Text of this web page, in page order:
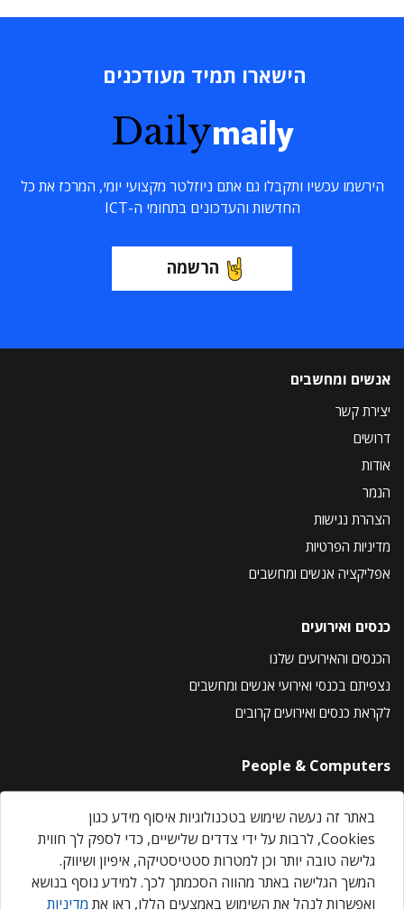
הישארו תמיד מעודכנים
Dailymaily
הירשמו עכשיו ותקבלו גם אתם ניוזלטר מקצועי יומי, המרכז את כל
החדשות והעדכונים בתחומי ה-ICT
הרשמה
אנשים ומחשבים
יצירת קשר
דרושים
אודות
הנמר
הצהרת נגישות
מדיניות הפרטיות
אפליקציה אנשים ומחשבים
כנסים ואירועים
הכנסים והאירועים שלנו
נצפיתם בכנסי ואירועי אנשים ומחשבים
לקראת כנסים ואירועים קרובים
People & Computers
About Us
Privacy Policy
Contact Us
Our Events
באתר זה נעשה שימוש בטכנולוגיות איסוף מידע כגון
Cookies, לרבות על ידי צדדים שלישיים, כדי לספק לך חווית
גלישה טובה יותר וכן למטרות סטטיסטיקה, איפיון ושיווק.
המשך הגלישה באתר מהווה הסכמתך לכך. למידע נוסף בנושא
ואפשרות לנהל את השימוש באמצעים הללו, ראו את מדיניות